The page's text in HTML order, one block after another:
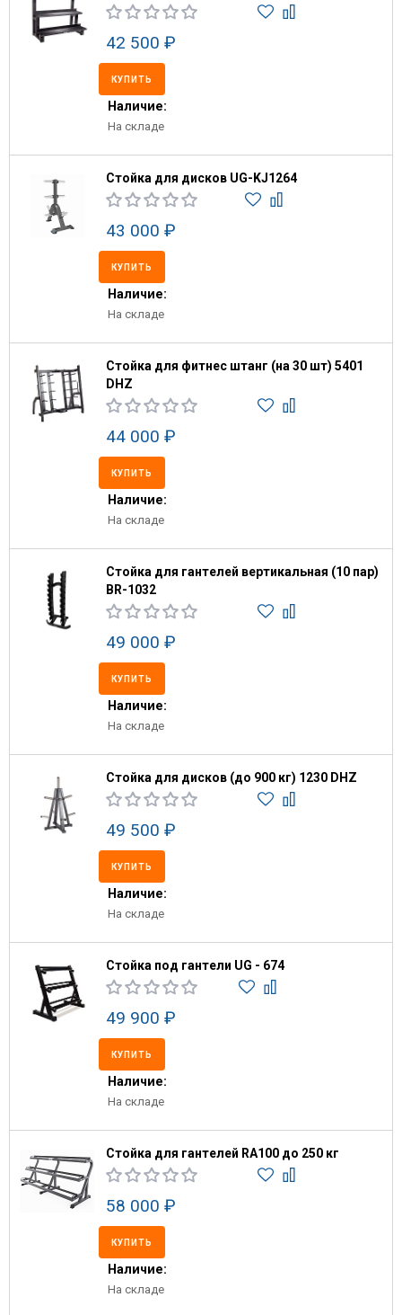
42 500 ₽
КУПИТЬ
Наличие:
На складе
Стойка для дисков UG-KJ1264
43 000 ₽
КУПИТЬ
Наличие:
На складе
Стойка для фитнес штанг (на 30 шт) 5401
DHZ
44 000 ₽
КУПИТЬ
Наличие:
На складе
Стойка для гантелей вертикальная (10 пар)
BR-1032
49 000 ₽
КУПИТЬ
Наличие:
На складе
Стойка для дисков (до 900 кг) 1230 DHZ
49 500 ₽
КУПИТЬ
Наличие:
На складе
Стойка под гантели UG - 674
49 900 ₽
КУПИТЬ
Наличие:
На складе
Стойка для гантелей RA100 до 250 кг
58 000 ₽
КУПИТЬ
Наличие:
На складе